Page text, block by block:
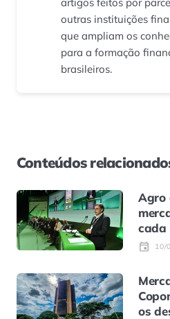
outras instituições
que ampliam os
para a formação
brasileiros.
Conteúdos
Agro
cada
10/
os